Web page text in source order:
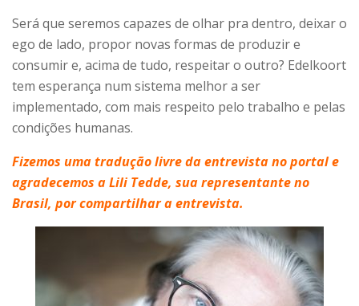
Será que seremos capazes de olhar pra dentro, deixar o
ego de lado, propor novas formas de produzir e
consumir e, acima de tudo, respeitar o outro? Edelkoort
tem esperança num sistema melhor a ser
implementado, com mais respeito pelo trabalho e pelas
condições humanas.
Fizemos uma tradução livre da entrevista no portal e
agradecemos a Lili Tedde, sua representante no
Brasil, por compartilhar a entrevista.